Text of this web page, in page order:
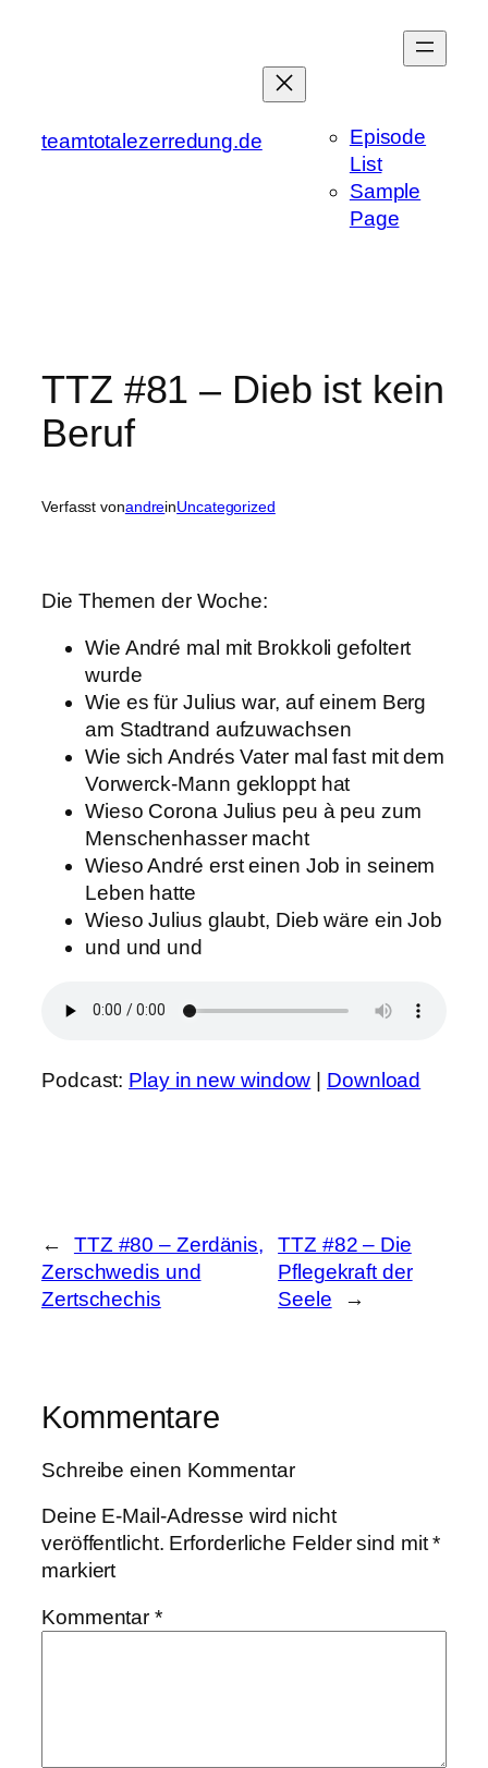
teamtotalezerredung.de
Episode
List
Sample
Page
TTZ #81 – Dieb ist kein
Beruf
Verfasst vonandreinUncategorized
Die Themen der Woche:
Wie André mal mit Brokkoli gefoltert
wurde
Wie es für Julius war, auf einem Berg
am Stadtrand aufzuwachsen
Wie sich Andrés Vater mal fast mit dem
Vorwerck-Mann gekloppt hat
Wieso Corona Julius peu à peu zum
Menschenhasser macht
Wieso André erst einen Job in seinem
Leben hatte
Wieso Julius glaubt, Dieb wäre ein Job
und und und
Podcast: Play in new window Download
←
TTZ #80 – Zerdänis,
Zerschwedis und
Zertschechis
TTZ #82 – Die
Pflegekraft der
Seele
→
Kommentare
Schreibe einen Kommentar
Deine E-Mail-Adresse wird nicht
veröffentlicht. Erforderliche Felder sind mit*
markiert
Kommentar*